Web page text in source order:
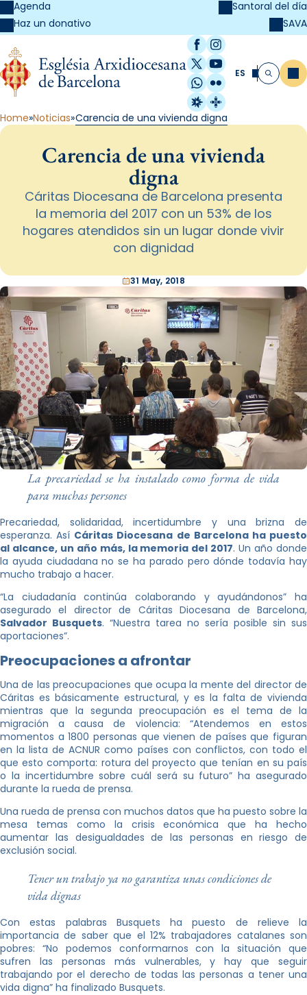
Agenda
Haz un donativo
Santoral del día
SAVA
Facebook
Instagram
X / Twitter
YouTube
WhatsApp
Flickr
Radio Estel
Catalunya
ES Buscar
Home Noticias Carencia de una vivienda digna
Carencia de una vivienda
digna
Cáritas Diocesana de Barcelona presenta
la memoria del 2017 con un 53% de los
hogares atendidos sin un lugar donde vivir
con dignidad
31 May, 2018
La precariedad se ha instalado como forma de vida
para muchas persones
Precariedad, solidaridad, incertidumbre y una brizna de
esperanza. Así Cáritas Diocesana de Barcelona ha puesto
al alcance, un año más, la memoria del 2017. Un año donde
la ayuda ciudadana no se ha parado pero dónde todavía hay
mucho trabajo a hacer.
“La ciudadanía continúa colaborando y ayudándonos” ha
asegurado el director de Cáritas Diocesana de Barcelona,
Salvador Busquets. “Nuestra tarea no sería posible sin sus
aportaciones”.
Preocupaciones a afrontar
Una de las preocupaciones que ocupa la mente del director de
Cáritas es básicamente estructural, y es la falta de vivienda
mientras que la segunda preocupación es el tema de la
migración a causa de violencia: “Atendemos en estos
momentos a 1800 personas que vienen de países que figuran
en la lista de ACNUR como países con conflictos, con todo el
que esto comporta: rotura del proyecto que tenían en su país
o la incertidumbre sobre cuál será su futuro” ha asegurado
durante la rueda de prensa.
Una rueda de prensa con muchos datos que ha puesto sobre la
mesa temas como la crisis económica que ha hecho
aumentar las desigualdades de las personas en riesgo de
exclusión social.
Tener un trabajo ya no garantiza unas condiciones de
vida dignas
Con estas palabras Busquets ha puesto de relieve la
importancia de saber que el 12% trabajadores catalanes son
pobres: “No podemos conformarnos con la situación que
sufren las personas más vulnerables, y hay que seguir
trabajando por el derecho de todas las personas a tener una
vida digna” ha finalizado Busquets.